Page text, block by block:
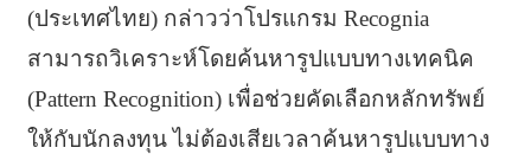
(ประเทศไทย) กล่าวว่าโปรแกรม Recognia
สามารถวิเคราะห์โดยค้นหารูปแบบทางเทคนิค
(Pattern Recognition) เพื่อช่วยคัดเลือกหลักทรัพย์
ให้กับนักลงทุน ไม่ต้องเสียเวลาค้นหารูปแบบทาง